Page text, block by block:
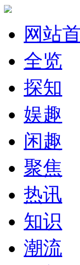
网站
全览
探知
娱趣
闲趣
聚焦
热讯
知识
潮流